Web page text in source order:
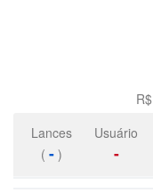
R$
Lances
( - )
Usuário
-